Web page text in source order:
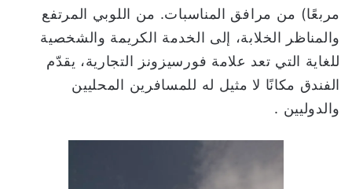
مربعًا) من مرافق المناسبات. من اللوبي المرتفع
والمناظر الخلابة، إلى الخدمة الكريمة والشخصية
للغاية التي تعد علامة فورسيزونز التجارية، يقدّم
الفندق مكانًا لا مثيل له للمسافرين المحليين
والدوليين .